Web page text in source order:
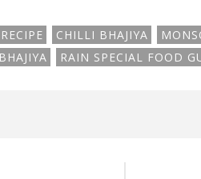
CHILLI BHAJIYA
RAIN SPECIAL FOOD